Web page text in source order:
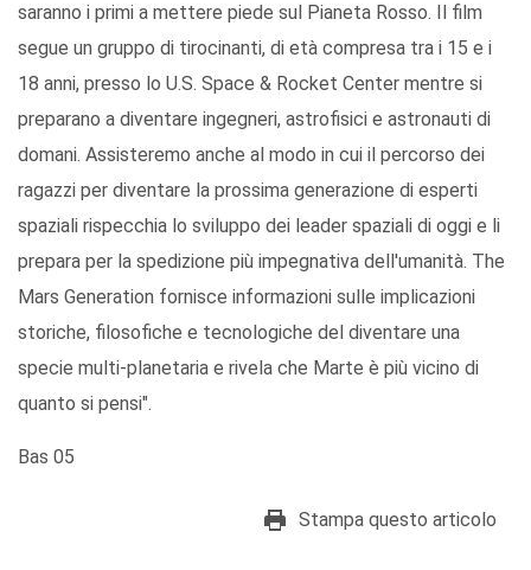
saranno i primi a mettere piede sul Pianeta Rosso. Il film
segue un gruppo di tirocinanti, di età compresa tra i 15 e i
18 anni, presso lo U.S. Space & Rocket Center mentre si
preparano a diventare ingegneri, astrofisici e astronauti di
domani. Assisteremo anche al modo in cui il percorso dei
ragazzi per diventare la prossima generazione di esperti
spaziali rispecchia lo sviluppo dei leader spaziali di oggi e li
prepara per la spedizione più impegnativa dell'umanità. The
Mars Generation fornisce informazioni sulle implicazioni
storiche, filosofiche e tecnologiche del diventare una
specie multi-planetaria e rivela che Marte è più vicino di
quanto si pensi".
Bas 05
Stampa questo articolo